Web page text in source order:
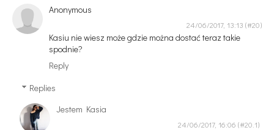
Anonymous
24/06/2017, 13:13
Kasiu nie wiesz może gdzie można dostać teraz takie
spodnie?
Reply
Replies
Jestem Kasia
24/06/2017, 16:06